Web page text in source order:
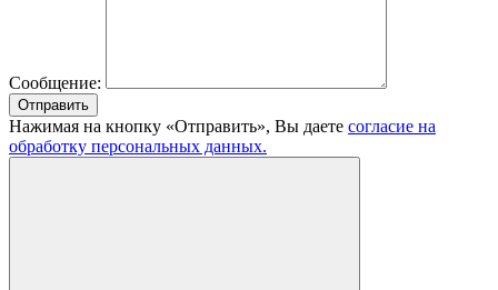
Сообщение:
Отправить
Нажимая на кнопку «Отправить», Вы даете согласие на
обработку персональных данных.